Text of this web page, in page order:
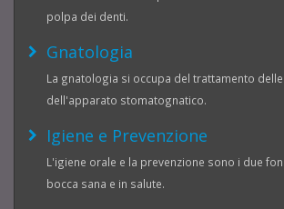
polpa dei denti.
Gnatologia
La gnatologia si occupa del trattamento
dell'apparato stomatognatico.
Igiene e Prevenzione
L'igiene orale e la prevenzione sono i due
bocca sana e in salute.